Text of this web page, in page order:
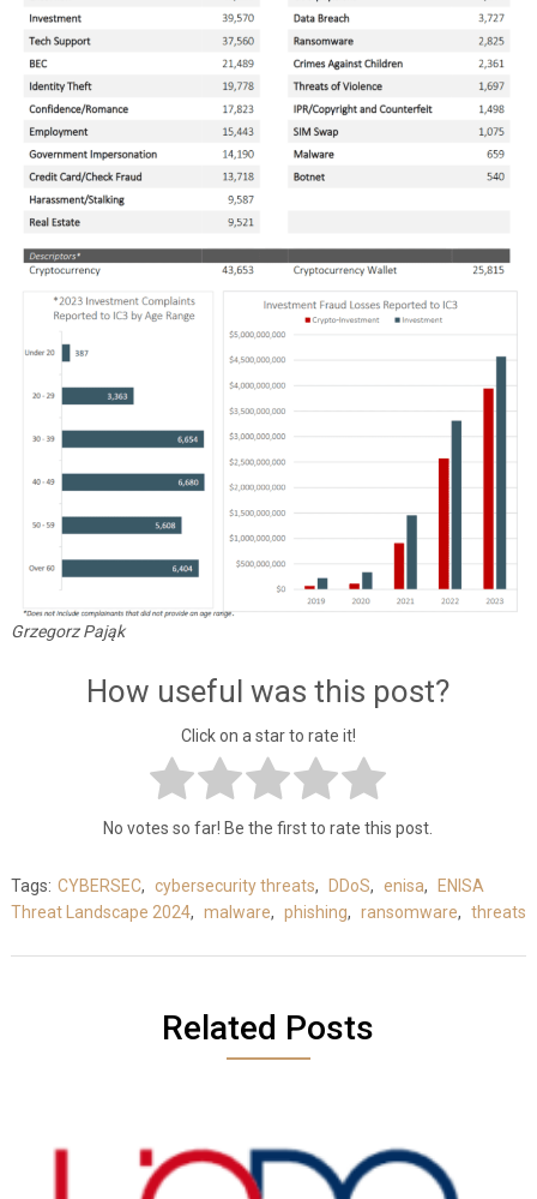
Grzegorz Pająk
How useful was this post?
Click on a star to rate it!
No votes so far! Be the first to rate this post.
Tags: CYBERSEC, cybersecurity threats, DDoS, enisa,
ENISA
Threat Landscape 2024, malware, phishing, ransomware, threats
Related Posts